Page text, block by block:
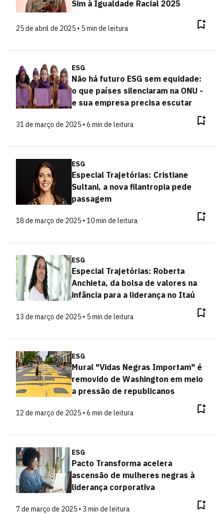
Sim à Igualdade Racial 2025
25 de abril de 2025 • 5 min de leitura
ESG
Não há futuro ESG sem equidade:
o que países silenciaram na ONU -
e sua empresa precisa escutar
31 de março de 2025 • 6 min de leitura
ESG
Especial Trajetórias: Cristiane
Sultani, a nova filantropia pede
passagem
18 de março de 2025 • 10 min de leitura
ESG
Especial Trajetórias: Roberta
Anchieta, da bolsa de valores na
infância para a liderança no Itaú
13 de março de 2025 • 5 min de leitura
ESG
Mural "Vidas Negras Importam" é
removido de Washington em meio
a pressão de republicanos
12 de março de 2025 • 6 min de leitura
ESG
Pacto Transforma acelera
ascensão de mulheres negras à
liderança corporativa
7 de março de 2025 • 3 min de leitura